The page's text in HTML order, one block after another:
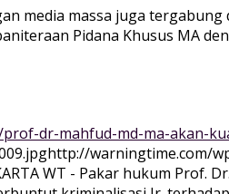
media massa juga
Pidana Khusus MA
dr-mahfud-md-ma-akan-
http://warningtime.com/
WT - Pakar hukum Prof.